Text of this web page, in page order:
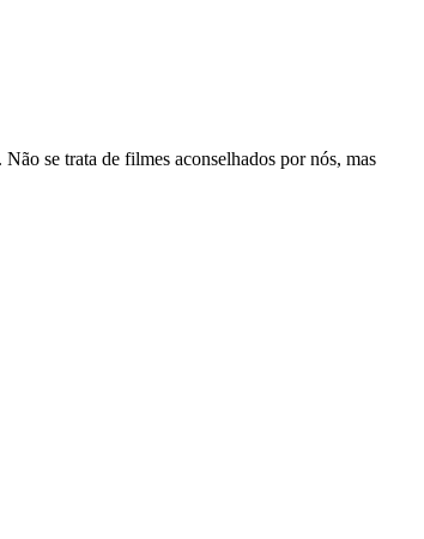
se trata de filmes aconselhados por nós, mas